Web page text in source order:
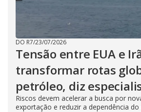
DO R7/23/07/2026
Tensão entre EUA e
transformar rotas
petróleo, diz
Riscos devem acelerar a busca por
exportação e reduzir a dependência